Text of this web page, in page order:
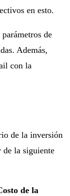
en esto.
de
Además,
con la
de la inversión
de la siguiente
de la